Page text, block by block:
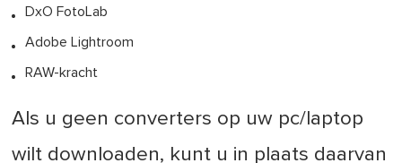
DxO FotoLab
Adobe Lightroom
RAW-kracht
Als u geen converters op uw pc/laptop
wilt downloaden, kunt u in plaats daarvan